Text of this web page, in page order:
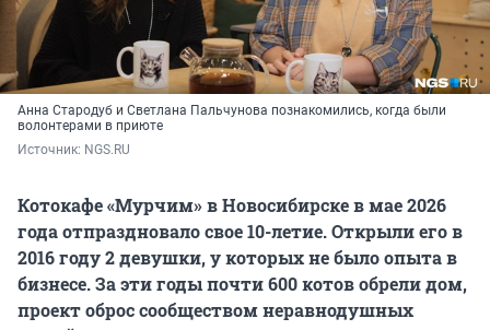
Анна Стародуб и Светлана Пальчунова познакомились, когда были
волонтерами в приюте
Источник: NGS.RU
Котокафе «Мурчим» в Новосибирске в мае 2026
года отпраздновало свое 10-летие. Открыли его в
2016 году 2 девушки, у которых не было опыта в
бизнесе. За эти годы почти 600 котов обрели дом,
проект оброс сообществом неравнодушных